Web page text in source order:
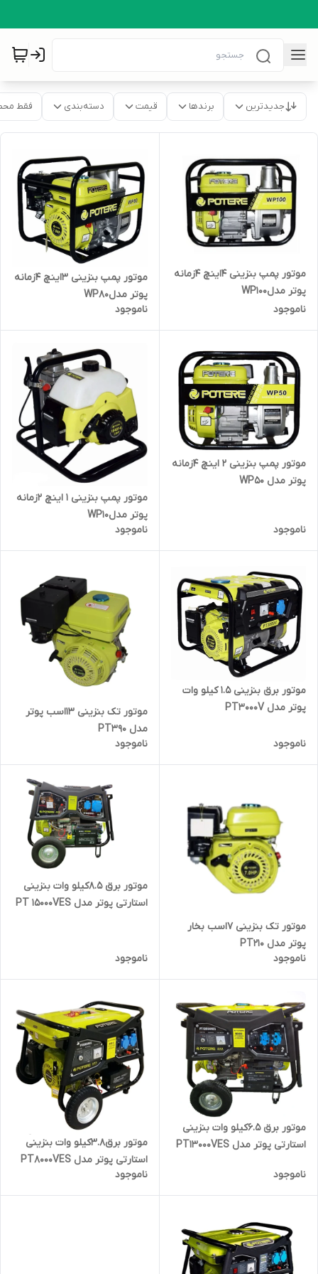
جدیدترین برندها قیمت دسته‌بندی فقط
موتور پمپ بنزینی 4اینچ 4زمانه
پوتر مدلWP100
ناموجود
موتور پمپ بنزینی 3اینچ 4زمانه
پوتر مدلWP80
ناموجود
موتور پمپ بنزینی 2 اینچ 4زمانه
پوتر مدل WP50
ناموجود
موتور پمپ بنزینی 1 اینچ 2زمانه
پوتر مدلWP10
ناموجود
موتور برق بنزینی 1.5 کیلو وات
پوتر مدل PT3000V
ناموجود
موتور تک بنزینی 13اسب پوتر
مدل PT390
ناموجود
موتور تک بنزینی 7اسب بخار
پوتر مدل PT210
ناموجود
موتور برق 8.5کیلو وات بنزینی
استارتی پوتر مدل PT 15000VES
ناموجود
موتور برق 6.5کیلو وات بنزینی
استارتی پوتر مدل PT13000VES
ناموجود
موتور برق3.8کیلو وات بنزینی
استارتی پوتر مدل PT8000VES
ناموجود